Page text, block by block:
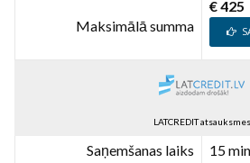
Maksimālā summa
€ 425
LATCREDIT atsauksmes
Saņemšanas laiks
15 min